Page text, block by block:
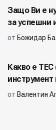
Защо Ви е
за успешни
от Божидар
Какво е
инструмент
от Валентин